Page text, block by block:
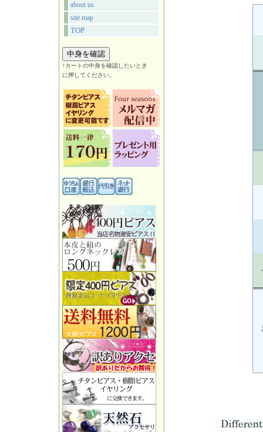
about us
site map
TOP
↑カートの中身を確認したいとき
に押してください。